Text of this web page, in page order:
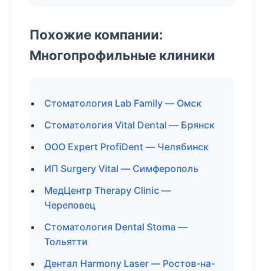
Похожие компании:
Многопрофильные клиники
Стоматология Lab Family — Омск
Стоматология Vital Dental — Брянск
ООО Expert ProfiDent — Челябинск
ИП Surgery Vital — Симферополь
МедЦентр Therapy Clinic —
Череповец
Стоматология Dental Stoma —
Тольятти
Дентал Harmony Laser — Ростов-на-